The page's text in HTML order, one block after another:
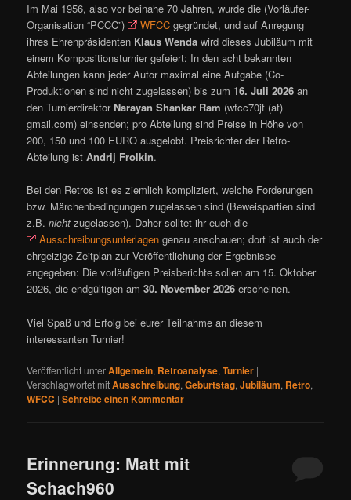
Im Mai 1956, also vor beinahe 70 Jahren, wurde die (Vorläufer-
Organisation “PCCC”)
WFCC gegründet, und auf Anregung
ihres Ehrenpräsidenten Klaus Wenda wird dieses Jubiläum mit
einem Kompositionsturnier gefeiert: In den acht bekannten
Abteilungen kann jeder Autor maximal eine Aufgabe (Co-
Produktionen sind nicht zugelassen) bis zum 16. Juli 2026 an
den Turnierdirektor Narayan Shankar Ram (wfcc70jt (at)
gmail.com) einsenden; pro Abteilung sind Preise in Höhe von
200, 150 und 100 EURO ausgelobt. Preisrichter der Retro-
Abteilung istAndrij Frolkin.
Bei den Retros ist es ziemlich kompliziert, welche Forderungen
bzw. Märchenbedingungen zugelassen sind (Beweispartien sind
z.B.nicht zugelassen). Daher solltet ihr euch die
Ausschreibungsunterlagen genau anschauen; dort ist auch der
ehrgeizige Zeitplan zur Veröffentlichung der Ergebnisse
angegeben: Die vorläufigen Preisberichte sollen am 15. Oktober
2026, die endgültigen am30. November 2026 erscheinen.
Viel Spaß und Erfolg bei eurer Teilnahme an diesem
interessanten Turnier!
Veröffentlicht unterAllgemein, Retroanalyse,Turnier |
Verschlagwortet mitAusschreibung,Geburtstag,Jubiläum, Retro,
WFCC |Schreibe einen Kommentar
Erinnerung: Matt mit
Schach960